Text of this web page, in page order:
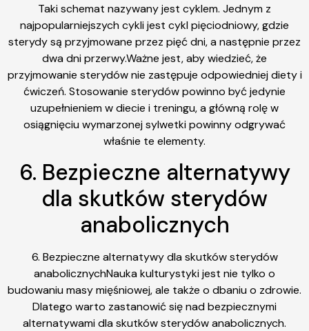
Taki schemat nazywany jest cyklem. Jednym z
najpopularniejszych cykli jest cykl pięciodniowy, gdzie
sterydy są przyjmowane przez pięć dni, a następnie przez
dwa dni przerwy.Ważne jest, aby wiedzieć, że
przyjmowanie sterydów nie zastępuje odpowiedniej diety i
ćwiczeń. Stosowanie sterydów powinno być jedynie
uzupełnieniem w diecie i treningu, a główną rolę w
osiągnięciu wymarzonej sylwetki powinny odgrywać
właśnie te elementy.
6. Bezpieczne alternatywy
dla skutków sterydów
anabolicznych
6. Bezpieczne alternatywy dla skutków sterydów
anabolicznychNauka kulturystyki jest nie tylko o
budowaniu masy mięśniowej, ale także o dbaniu o zdrowie.
Dlatego warto zastanowić się nad bezpiecznymi
alternatywami dla skutków sterydów anabolicznych.